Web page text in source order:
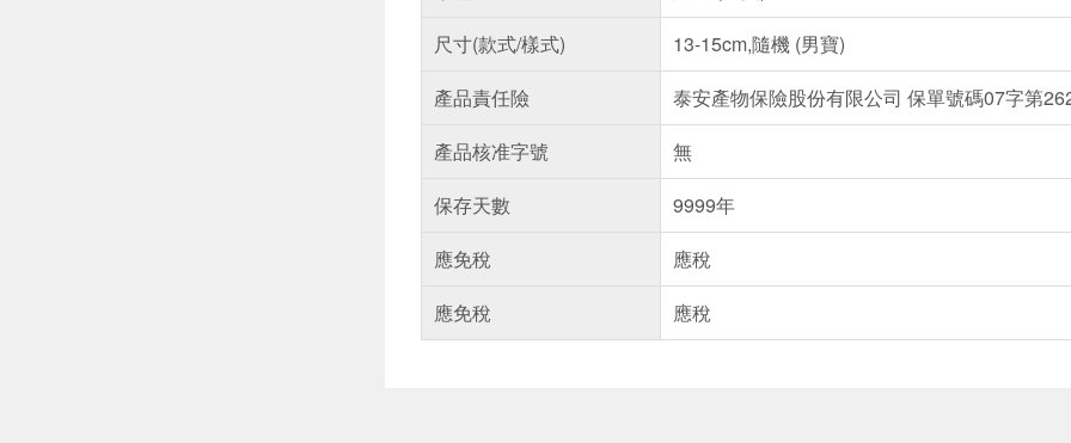
尺寸(款式/樣式)
13-15cm,隨機 (男寶)
產品責任險
泰安產物保險股份有限公司 保單號碼07字第
產品核准字號
無
保存天數
9999年
應免稅
應稅
應免稅
應稅